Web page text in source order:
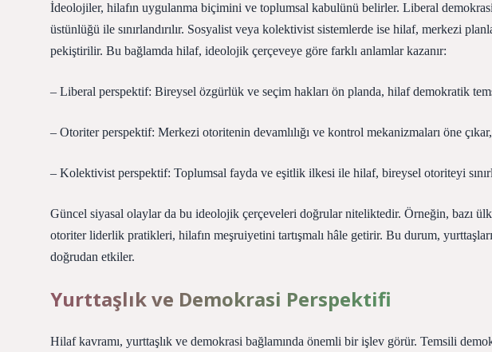
İdeolojiler, hilafın uygulanma biçimini ve toplumsal kabulünü belirler. Liberal
üstünlüğü ile sınırlandırılır. Sosyalist veya kolektivist sistemlerde ise hilaf, merkezi
pekiştirilir. Bu bağlamda hilaf, ideolojik çerçeveye göre farklı anlamlar kazanır:
– Liberal perspektif: Bireysel özgürlük ve seçim hakları ön planda, hilaf demokratik
– Otoriter perspektif: Merkezi otoritenin devamlılığı ve kontrol mekanizmaları öne çıkar,
– Kolektivist perspektif: Toplumsal fayda ve eşitlik ilkesi ile hilaf, bireysel otoriteyi
Güncel siyasal olaylar da bu ideolojik çerçeveleri doğrular niteliktedir. Örneğin, bazı
otoriter liderlik pratikleri, hilafın meşruiyetini tartışmalı hâle getirir. Bu durum,
doğrudan etkiler.
Yurttaşlık ve Demokrasi Perspektifi
Hilaf kavramı, yurttaşlık ve demokrasi bağlamında önemli bir işlev görür. Temsili